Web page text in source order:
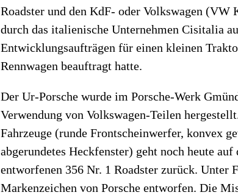
Roadster und den KdF- oder Volkswagen (VW
durch das italienische Unternehmen Cisitalia
Entwicklungsaufträgen für einen kleinen
Rennwagen beauftragt hatte.
Der Ur-Porsche wurde im Porsche-Werk
Verwendung von Volkswagen-Teilen
Fahrzeuge (runde Frontscheinwerfer, konvex
abgerundetes Heckfenster) geht noch heute
entworfenen 356 Nr. 1 Roadster zurück. Unter
Markenzeichen von Porsche entworfen. Die